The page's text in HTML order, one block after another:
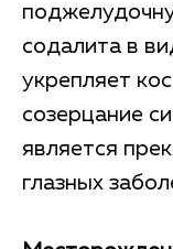
содалита в
укрепляет
созерцание
является
глазных